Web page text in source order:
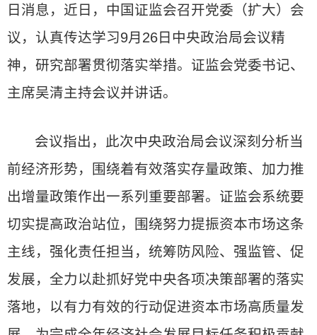
日消息，近日，中国证监会召开党委（扩大）会
议，认真传达学习9月26日中央政治局会议精
神，研究部署贯彻落实举措。证监会党委书记、
主席吴清主持会议并讲话。
会议指出，此次中央政治局会议深刻分析当
前经济形势，围绕着有效落实存量政策、加力推
出增量政策作出一系列重要部署。证监会系统要
切实提高政治站位，围绕努力提振资本市场这条
主线，强化责任担当，统筹防风险、强监管、促
发展，全力以赴抓好党中央各项决策部署的落实
落地，以有力有效的行动促进资本市场高质量发